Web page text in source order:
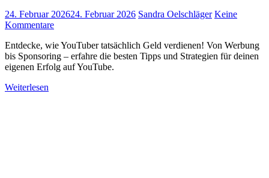
24. Februar 202624. Februar 2026 Sandra Oelschläger Keine
Kommentare
Entdecke, wie YouTuber tatsächlich Geld verdienen! Von Werbung
bis Sponsoring – erfahre die besten Tipps und Strategien für deinen
eigenen Erfolg auf YouTube.
Weiterlesen